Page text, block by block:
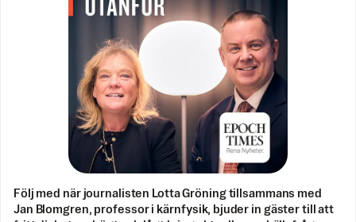
Följ med när journalisten Lotta Gröning tillsammans med
Jan Blomgren, professor i kärnfysik, bjuder in gäster till att